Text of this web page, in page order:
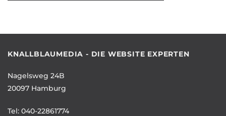
KNALLBLAUMEDIA - DIE WEBSITE EXPERTEN
Nagelsweg 24B
20097 Hamburg
Tel: 040-22861774